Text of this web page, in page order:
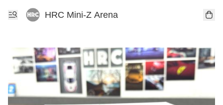
HRC Mini-Z Arena